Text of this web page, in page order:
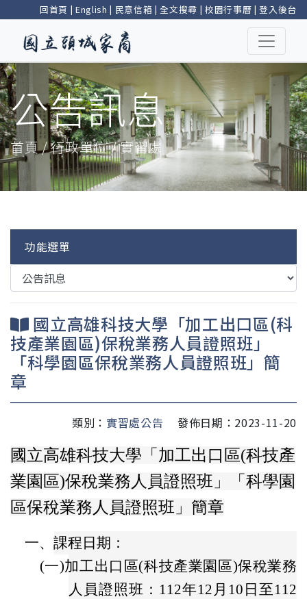
回首頁 | English | 民意信箱 |全文搜尋 | 校園行事曆 |登入後台
公告訊息
首頁 / 行政單位 / 實習處
功能選單
國立高雄科技大學「加工出口區(科
技產業園區)保稅業務人員證照班」
「科學園區保稅業務人員證照班」簡
章
類別： 實習處公告 發佈日期：2023-11-20
國立高雄科技大學 「加工出口區(科技產
業園區)保稅業務人員證照班」「科學園
區保稅業務人員證照班」簡章
一、課程日期：
(一)加工出口區(科技產業園區)保稅業務
人員證照班：112年12月10日至112